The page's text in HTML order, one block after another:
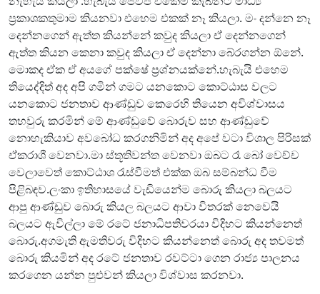
ප්‍රකාශකතුමාම කියනවා එහෙම එකක් නෑ කියලා. මං දන්නෙ නෑ
දෙන්නගෙන් ඇත්ත කියන්නේ කවුද කියලා ඒ දෙන්නගෙන්
ඇත්ත කියන කෙනා කවුද කියලා ඒ දෙන්නා බේරගන්න ඕනේ.
මොකද ඒක ඒ අයගේ පක්ෂේ ප්‍රශ්නයක්නේ.හැබැයි එහෙම
තියෙද්දිත් අද අපි ගමින් ගමට යනකොට කොට්ඨාස වලට
යනකොට ජනතාව ආණ්ඩුව කෙරෙහි තියෙන අවිශ්වාසය
තහවුරු කරමින් මේ ආණ්ඩුවේ බොරුව සහ ආණ්ඩුවේ
නොහැකියාව අවබෝධ කරගනිමින් අද අපේ වටා විශාල පිරිසක්
ඒකරාශී වෙනවා.මා ස්තූතිවන්ත වෙනවා ඔබට රෑ බෝ වෙච්ච
වෙලාවෙත් කොට්ඨාශ රැස්වීමත් එක්ක ඔබ සම්බන්ධ වීම
පිළිබඳව.ලංකා ඉතිහාසයේ වැඩියෙන්ම බොරු කියලා බලයට
ආපු ආණ්ඩුව බොරු කියල බලයට ආවා විතරක් නෙවෙයි
බලයට ඇවිල්ලා මේ රටේ ජනාධිපතිවරයා විදිහට කියන්නෙත්
බොරු.අගමැති ඇමතිවරු විදිහට කියන්නෙත් බොරු අද තවමත්
බොරු කියමින් අද රටේ ජනතාව රවට්ටා ගෙන රාජ්‍ය පාලනය
කරගෙන යන්න පුළුවන් කියලා විශ්වාස කරනවා.